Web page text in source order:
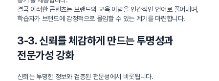
결국 이러한 콘텐츠는 브랜드의 교육 이념을 인간적인 언어로 풀어내며,
학습자가 브랜드에 감정적으로 몰입할 수 있는 계기를 마련합니다.
3-3. 신뢰를 체감하게 만드는 투명성과
전문가성 강화
신뢰는 투명한 정보와 검증된 전문성에서 비롯됩니다.